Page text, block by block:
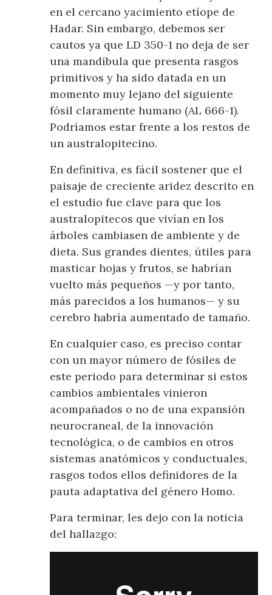
en el cercano yacimiento etíope de
Hadar. Sin embargo, debemos ser
cautos ya que LD 350-1 no deja de ser
una mandíbula que presenta rasgos
primitivos y ha sido datada en un
momento muy lejano del siguiente
fósil claramente humano (AL 666-1).
Podríamos estar frente a los restos de
un australopitecino.
En definitiva, es fácil sostener que el
paisaje de creciente aridez descrito en
el estudio fue clave para que los
australopitecos que vivían en los
árboles cambiasen de ambiente y de
dieta. Sus grandes dientes, útiles para
masticar hojas y frutos, se habrían
vuelto más pequeños —y por tanto,
más parecidos a los humanos— y su
cerebro habría aumentado de tamaño.
En cualquier caso, es preciso contar
con un mayor número de fósiles de
este periodo para determinar si estos
cambios ambientales vinieron
acompañados o no de una expansión
neurocraneal, de la innovación
tecnológica, o de cambios en otros
sistemas anatómicos y conductuales,
rasgos todos ellos definidores de la
pauta adaptativa del género Homo.
Para terminar, les dejo con la noticia
del hallazgo: